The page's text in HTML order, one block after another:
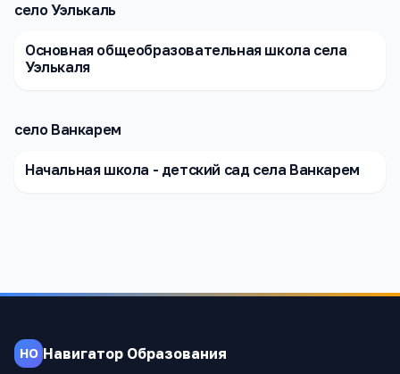
село Уэлькаль
Основная общеобразовательная школа села
Уэлькаля
село Ванкарем
Начальная школа - детский сад села Ванкарем
НО Навигатор Образования